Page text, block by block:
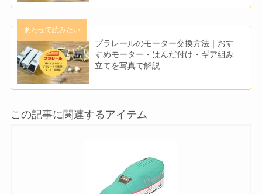
プラレールのモーター交換方法｜おす
すめモーター・はんだ付け・ギア組み
立てを写真で解説
この記事に関連するアイテム